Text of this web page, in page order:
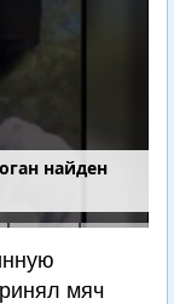
найден
мяч